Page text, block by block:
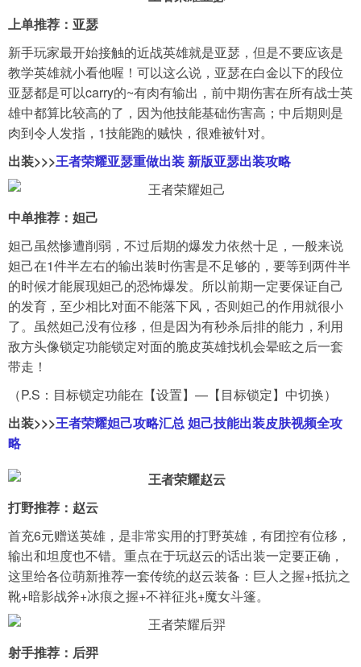
上单推荐：亚瑟
新手玩家最开始接触的近战英雄就是亚瑟，但是不要应该是
教学英雄就小看他喔！可以这么说，亚瑟在白金以下的段位
亚瑟都是可以carry的~有肉有输出，前中期伤害在所有战士英
雄中都算比较高的了，因为他技能基础伤害高；中后期则是
肉到令人发指，1技能跑的贼快，很难被针对。
出装>>>王者荣耀亚瑟重做出装 新版亚瑟出装攻略
中单推荐：妲己
妲己虽然惨遭削弱，不过后期的爆发力依然十足，一般来说
妲己在1件半左右的输出装时伤害是不足够的，要等到两件半
的时候才能展现妲己的恐怖爆发。所以前期一定要保证自己
的发育，至少相比对面不能落下风，否则妲己的作用就很小
了。虽然妲己没有位移，但是因为有秒杀后排的能力，利用
敌方头像锁定功能锁定对面的脆皮英雄找机会晕眩之后一套
带走！
（P.S：目标锁定功能在【设置】—【目标锁定】中切换）
出装>>>王者荣耀妲己攻略汇总 妲己技能出装皮肤视频全攻
略
打野推荐：赵云
首充6元赠送英雄，是非常实用的打野英雄，有团控有位移，
输出和坦度也不错。重点在于玩赵云的话出装一定要正确，
这里给各位萌新推荐一套传统的赵云装备：巨人之握+抵抗之
靴+暗影战斧+冰痕之握+不祥征兆+魔女斗篷。
射手推荐：后羿